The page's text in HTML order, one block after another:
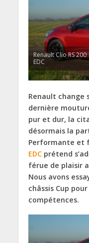
Renault Clio RS 200
EDC
Renault change
dernière
pur et dur, la
désormais la
Performante et
EDCprétend
férue de plaisir
Nous avons
châssis Cup
compétences.